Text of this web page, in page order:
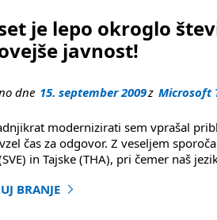
je lepo okroglo
javnost!
dne 15. september 2009z Microsoft
modernizirati sem vprašal
čas za odgovor. Z veseljem
in Tajske (THA), pri čemer naš
BRANJE
je lepo okroglo številko-pravijo ยิน